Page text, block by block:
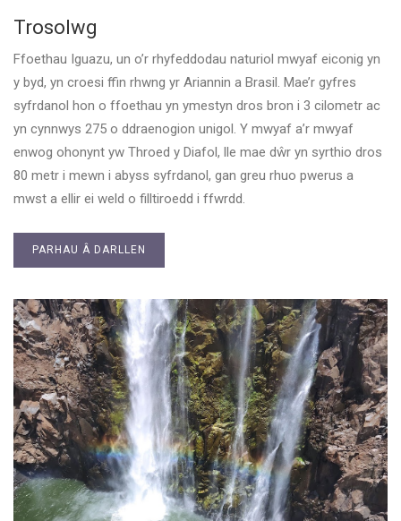
Trosolwg
Ffoethau Iguazu, un o’r rhyfeddodau naturiol mwyaf eiconig yn
y byd, yn croesi ffin rhwng yr Ariannin a Brasil. Mae’r gyfres
syfrdanol hon o ffoethau yn ymestyn dros bron i 3 cilometr ac
yn cynnwys 275 o ddraenogion unigol. Y mwyaf a’r mwyaf
enwog ohonynt yw Throed y Diafol, lle mae dŵr yn syrthio dros
80 metr i mewn i abyss syfrdanol, gan greu rhuo pwerus a
mwst a ellir ei weld o filltiroedd i ffwrdd.
PARHAU Â DARLLEN